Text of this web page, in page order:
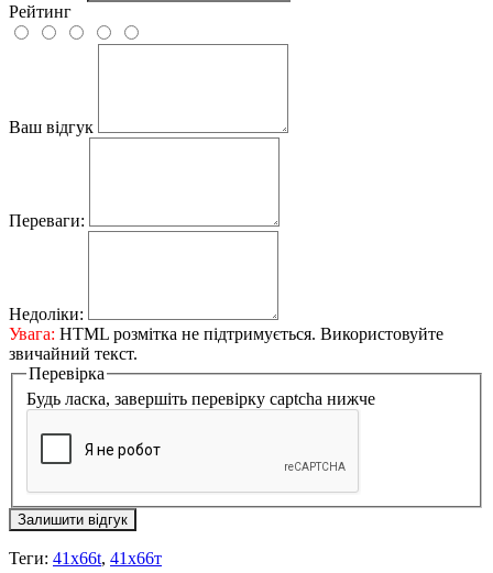
Рейтинг
Ваш відгук
Переваги:
Недоліки:
Увага: HTML розмітка не підтримується. Використовуйте
звичайний текст.
Перевірка
Будь ласка, завершіть перевірку captcha нижче
Залишити відгук
Теги: 41x66t, 41х66т